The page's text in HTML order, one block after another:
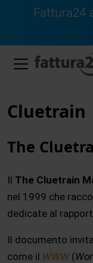
Fattura24
Cluetrain
The
Il The Cluetrain
nel 1999 che
dedicate al
Il documento
come il WWW (